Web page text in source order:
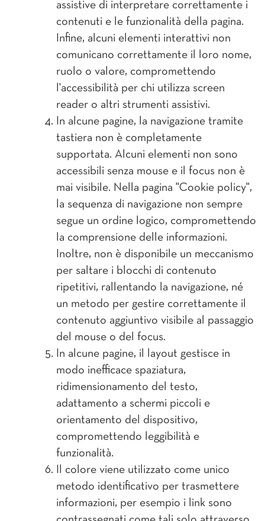
assistive di interpretare correttamente i
contenuti e le funzionalità della pagina.
Infine, alcuni elementi interattivi non
comunicano correttamente il loro nome,
ruolo o valore, compromettendo
l'accessibilità per chi utilizza screen
reader o altri strumenti assistivi.
In alcune pagine, la navigazione tramite
tastiera non è completamente
supportata. Alcuni elementi non sono
accessibili senza mouse e il focus non è
mai visibile. Nella pagina "Cookie policy",
la sequenza di navigazione non sempre
segue un ordine logico, compromettendo
la comprensione delle informazioni.
Inoltre, non è disponibile un meccanismo
per saltare i blocchi di contenuto
ripetitivi, rallentando la navigazione, né
un metodo per gestire correttamente il
contenuto aggiuntivo visibile al passaggio
del mouse o del focus.
In alcune pagine, il layout gestisce in
modo inefficace spaziatura,
ridimensionamento del testo,
adattamento a schermi piccoli e
orientamento del dispositivo,
compromettendo leggibilità e
funzionalità.
Il colore viene utilizzato come unico
metodo identificativo per trasmettere
informazioni, per esempio i link sono